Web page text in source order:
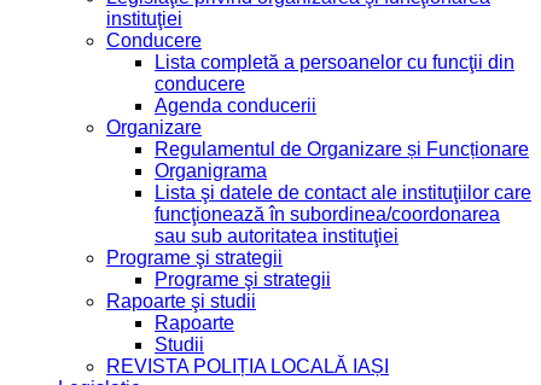
instituţiei
Conducere
Lista completă a persoanelor cu funcţii din
conducere
Agenda conducerii
Organizare
Regulamentul de Organizare și Funcționare
Organigrama
Lista şi datele de contact ale instituţiilor care
funcţionează în subordinea/coordonarea
sau sub autoritatea instituţiei
Programe şi strategii
Programe şi strategii
Rapoarte şi studii
Rapoarte
Studii
REVISTA POLIȚIA LOCALĂ IAȘI